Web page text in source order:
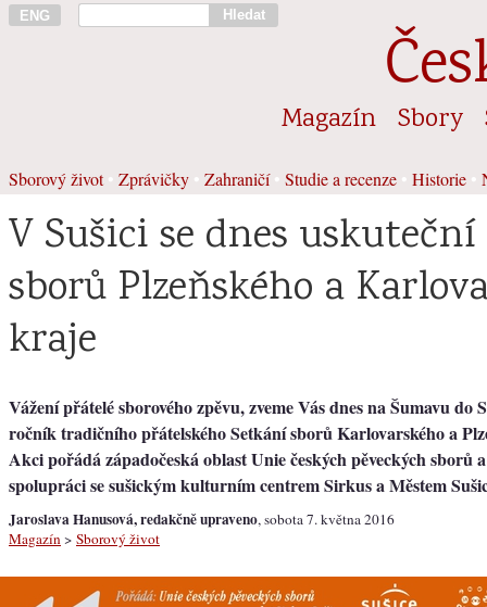
ENG Hledat
Magazín Sbory
Sborový život• Zprávičky Zahraničí• Studie a recenze Historie
V Sušici se dnes uskuteční
sborů Plzeňského a
kraje
Vážení přátelé sborového zpěvu, zveme Vás dnes na Šumavu do
ročník tradičního přátelského Setkání sborů Karlovarského a
Akci pořádá západočeská oblast Unie českých pěveckých sborů
spolupráci se sušickým kulturním centrem Sirkus a Městem
Jaroslava Hanusová, redakčně upraveno, sobota 7. května 2016
Magazín > Sborový život